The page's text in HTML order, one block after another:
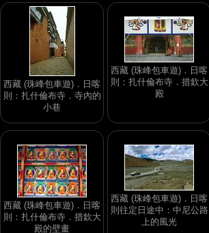
西藏 (珠峰包車遊)．日喀
則：扎什倫布寺．寺內的
小巷
西藏 (珠峰包車遊)．日喀
則：扎什倫布寺．措欽大
殿
西藏 (珠峰包車遊)．日喀
則：扎什倫布寺．措欽大
殿的壁畫
西藏 (珠峰包車遊)．日喀
則往定日途中：中尼公路
上的風光